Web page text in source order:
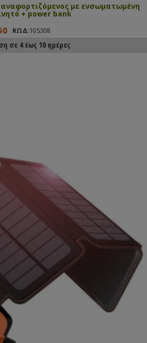
με ενσωματωμένη
+ power bank
ΚΩΔ:105308
σε 4 έως 10 ημέρες